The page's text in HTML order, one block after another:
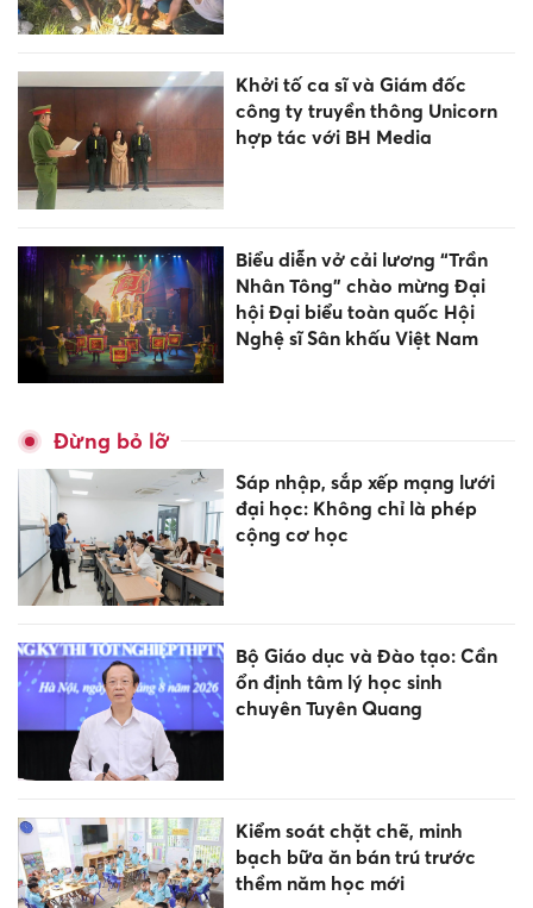
Khởi tố ca sĩ và Giám đốc
công ty truyền thông Unicorn
hợp tác với BH Media
Biểu diễn vở cải lương “Trần
Nhân Tông” chào mừng Đại
hội Đại biểu toàn quốc Hội
Nghệ sĩ Sân khấu Việt Nam
Đừng bỏ lỡ
Sáp nhập, sắp xếp mạng lưới
đại học: Không chỉ là phép
cộng cơ học
Bộ Giáo dục và Đào tạo: Cần
ổn định tâm lý học sinh
chuyên Tuyên Quang
Kiểm soát chặt chẽ, minh
bạch bữa ăn bán trú trước
thềm năm học mới